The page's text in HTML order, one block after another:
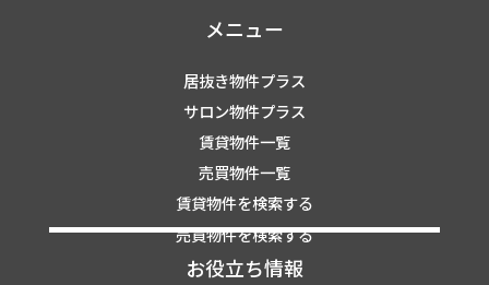
メニュー
居抜き物件プラス
サロン物件プラス
賃貸物件一覧
売買物件一覧
賃貸物件を検索する
売買物件を検索する
お役立ち情報